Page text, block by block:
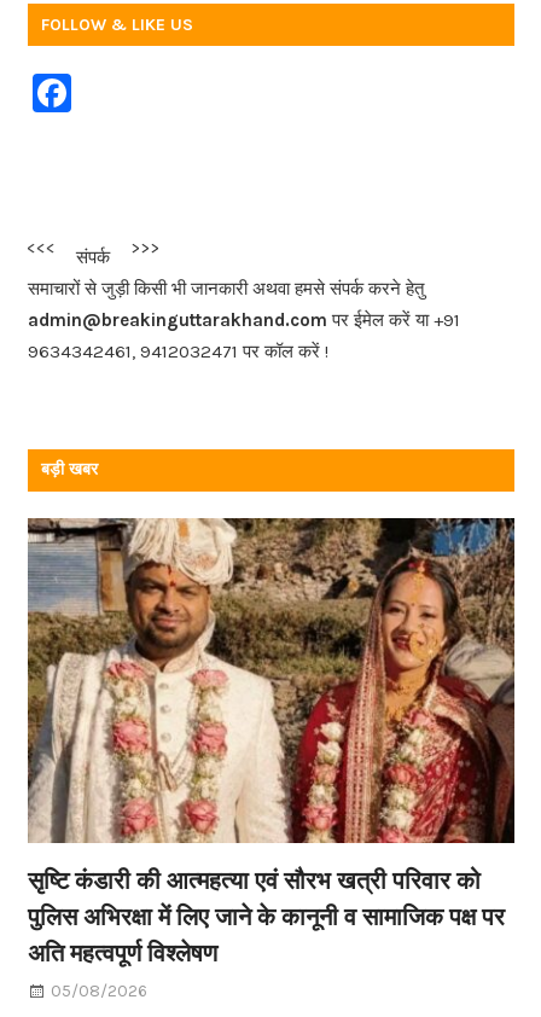
FOLLOW & LIKE US
F
b
o
o
k
<<<संपर्क>>>
समाचारों से जुड़ी किसी भी जानकारी अथवा हमसे संपर्क करने हेतु
admin@breakinguttarakhand.com पर ईमेल करें या +91
9634342461, 9412032471 पर कॉल करें !
बड़ी खबर
सृष्टि कंडारी की आत्महत्या एवं सौरभ खत्री परिवार को
पुलिस अभिरक्षा में लिए जाने के कानूनी व सामाजिक पक्ष पर
अति महत्वपूर्ण विश्लेषण
05/08/2026